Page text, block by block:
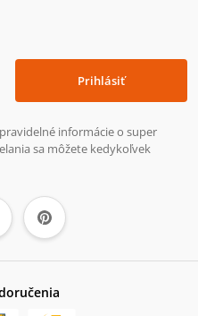
Prihlásiť
informácie o super
sa môžete kedykoľvek